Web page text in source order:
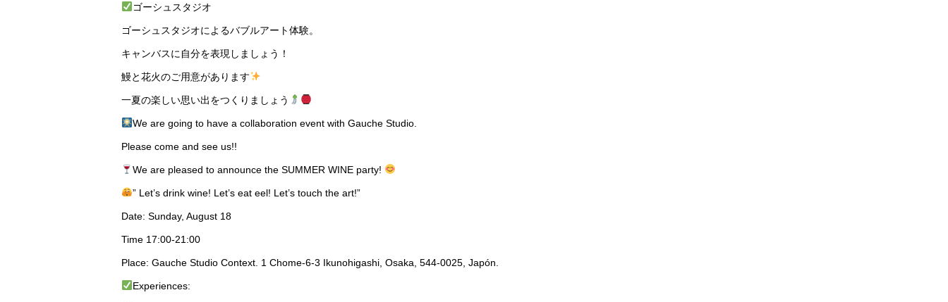
ゴーシュスタジオ
ゴーシュスタジオによるバブルアート体験。
キャンバスに自分を表現しましょう！
鰻と花火のご用意があります
一夏の楽しい思い出をつくりましょう
We are going to have a collaboration event with Gauche Studio.
Please come and see us!!
We are pleased to announce the SUMMER WINE party!
” Let’s drink wine! Let’s eat eel! Let’s touch the art!”
Date: Sunday, August 18
Time 17:00-21:00
Place: Gauche Studio Context. 1 Chome-6-3 Ikunohigashi, Osaka, 544-0025, Japón.
Experiences: